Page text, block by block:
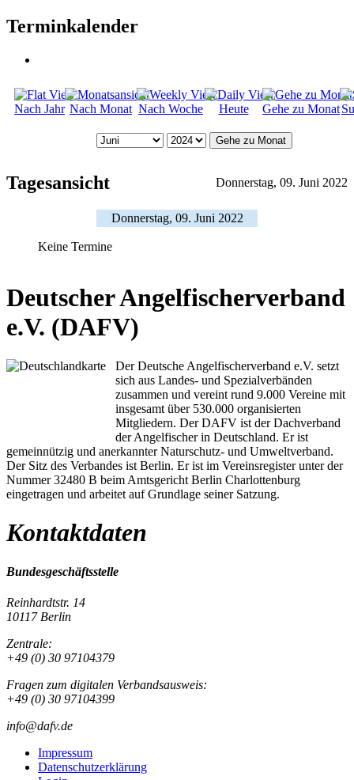
Terminkalender
Nach Jahr Nach Monat Nach Woche Heute Gehe zu Monat
Gehe zu Monat
Tagesansicht Donnerstag, 09. Juni 2022
Donnerstag, 09. Juni 2022
Keine Termine
Deutscher Angelfischerverband
e.V. (DAFV)
Der Deutsche Angelfischerverband e.V. setzt
sich aus Landes- und Spezialverbänden
zusammen und vereint rund 9.000 Vereine mit
insgesamt über 530.000 organisierten
Mitgliedern. Der DAFV ist der Dachverband
der Angelfischer in Deutschland. Er ist
gemeinnützig und anerkannter Naturschutz- und Umweltverband.
Der Sitz des Verbandes ist Berlin. Er ist im Vereinsregister unter der
Nummer 32480 B beim Amtsgericht Berlin Charlottenburg
eingetragen und arbeitet auf Grundlage seiner Satzung.
Kontaktdaten
Bundesgeschäftsstelle
Reinhardtstr. 14
10117 Berlin
Zentrale:
+49 (0) 30 97104379
Fragen zum digitalen Verbandsausweis:
+49 (0) 30 97104399
info@dafv.de
Impressum
Datenschutzerklärung